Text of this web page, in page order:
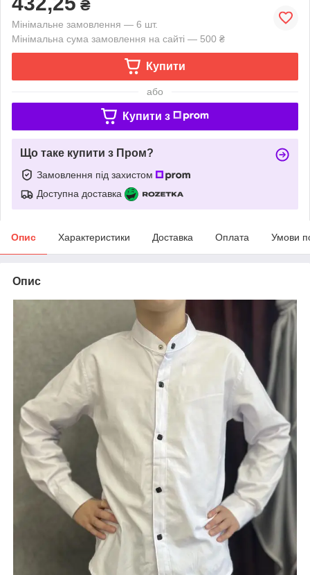
₴
Мінімальне замовлення — 6 шт.
Мінімальна сума замовлення на сайті — 500 ₴
Купити
або
Купити з
Що таке купити з Пром?
Замовлення під захистом
Доступна доставка
Опис Характеристики Доставка Оплата Умови
Опис